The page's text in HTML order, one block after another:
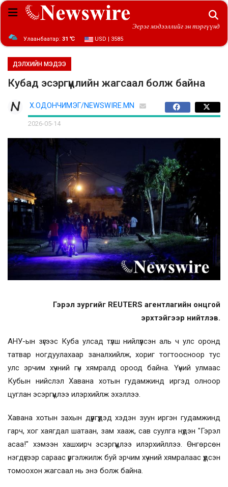
Эерэг мэдээллийг эн тэргүүнд
Улаанбаатар: 31 ℃ USD | 3585
ДЭЛХИЙН МЭДЭЭ
Кубад эсэргүүцлийн жагсаал болж байна
Х.ОДОНЧИМЭГ/NEWSWIRE.MN
2026-05-14
Гэрэл зургийг REUTERS агентлагийн онцгой
эрхтэйгээр нийтлэв.
АНУ-ын зүгээс Куба улсад түлш нийлүүлсэн аль ч улс оронд
татвар ногдуулахаар заналхийлж, хориг тогтоосноор тус
улс эрчим хүчний гүн хямралд ороод байна. Үүний улмаас
Кубын нийслэл Хавана хотын гудамжинд иргэд олноор
цуглан эсэргүүцлээ илэрхийлж эхэллээ.
Хавана хотын захын дүүргүүдэд хэдэн зуун иргэн гудамжинд
гарч, хог хаягдал шатаан, зам хааж, сав суулга нүдэн "Гэрэл
асаа!" хэмээн хашхирч эсэргүүцлээ илэрхийллээ. Өнгөрсөн
нэгдүгээр сараас үргэлжилж буй эрчим хүчний хямралаас үүдсэн
томоохон жагсаал нь энэ болж байна.